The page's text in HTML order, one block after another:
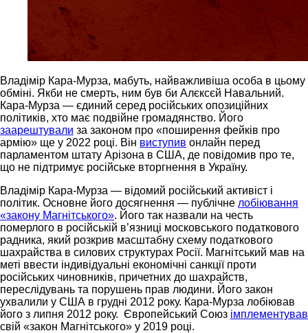
Владімір Кара-Мурза, мабуть, найважливіша особа в цьому
обміні. Якби не смерть, ним був би Алєксєй Навальний.
Кара-Мурза — єдиний серед російських опозиційних
політиків, хто має подвійне громадянство. Його
заарештували за законом про «поширення фейків про
армію» ще у 2022 році. Він виступив онлайн перед
парламентом штату Арізона в США, де повідомив про те,
що не підтримує російське вторгнення в Україну.
Владімір Кара-Мурза — відомий російський активіст і
політик. Основне його досягнення — публічне лобіювання
«закону Магнітського». Його так назвали на честь
померлого в російській в’язниці московського податкового
радника, який розкрив масштабну схему податкового
шахрайства в силових структурах Росії. Магнітський мав на
меті ввести індивідуальні економічні санкції проти
російських чиновників, причетних до шахрайств,
переслідувань та порушень прав людини. Його закон
ухвалили у США в грудні 2012 року. Кара-Мурза лобіював
його з липня 2012 року. Європейський Союз імплементував
свій «закон Магнітського» у 2019 році.